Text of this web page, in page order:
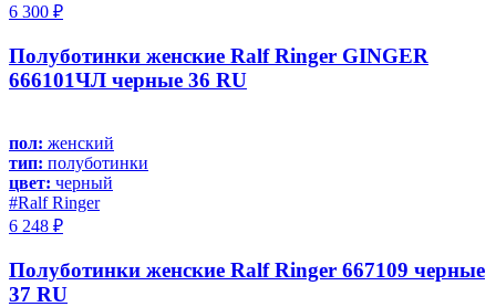
6 300 ₽
Полуботинки женские Ralf Ringer GINGER
666101ЧЛ черные 36 RU
пол: женский
тип: полуботинки
цвет: черный
#Ralf Ringer
6 248 ₽
Полуботинки женские Ralf Ringer 667109 черные
37 RU